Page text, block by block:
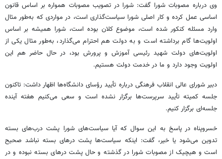
وی درباره مصوبات شورا گفت: شورا در تصویب مصوبات همواره بر اساس قانون
اساسی عمل کرده و کار اصلی شورا سیاست‌گذاری است، در مواردی که به‌طور مثال
وارد مسئله کنکور شده است، موضوع کلان بوده است، شورا همیشه بر اساس
اولویت‌ها گام برداشته است و به دولت هم احترام می‌گذارد، به‌طور مثال یکی از
اولویت‌های دولت شهید رئیسی آموزش و پرورش بود، در حال حاضر هم این
اولویت وجود دارد و ما در خدمت دولت هستیم.
دبیر شورای عالی انقلاب فرهنگی درباره تأیید رؤسای دانشگاه‌ها اظهار داشت: تاکنون
جلسه کمیته تأیید سرپرست‌ها برگزار نشده است و سعی می‌کنیم هفته آینده
جلسه‌ای برگزار کنیم.
خسروپناه در پاسخ به این سوال که آیا سیاست‌های شورا پشت درب‌های بسته
تدوین می‌شود یا خیر، گفت: اینکه سیاست‌ها پشت درهای بسته نباشد صحیح
است و هیچیک از مصوبات شورا در گذشته و حال پشت درهای بسته نبوده و در